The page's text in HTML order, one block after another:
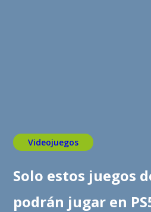
Videojuegos
Solo estos juegos
podrán jugar en